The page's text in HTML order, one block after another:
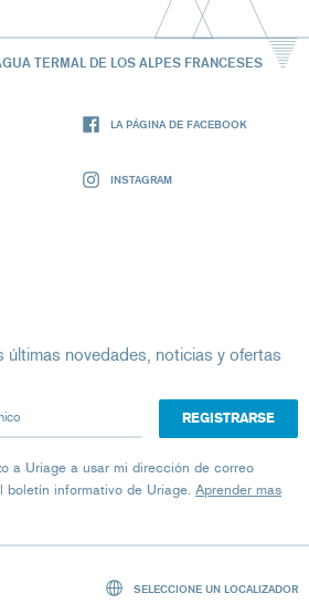
TERMAL DE LOS ALPES FRANCESES
LA PÁGINA DE FACEBOOK
INSTAGRAM
últimas novedades, noticias y ofertas
​​a Uriage a usar mi dirección de correo
informativo de Uriage. Aprender mas
SELECCIONE UN LOCALIZADOR